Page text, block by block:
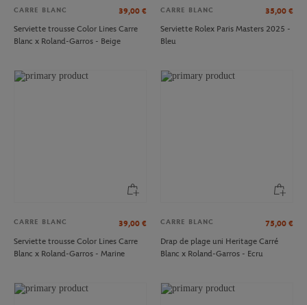
CARRE BLANC 39,00 €
Serviette trousse Color Lines Carre
Blanc x Roland-Garros - Beige
CARRE BLANC 35,00 €
Serviette Rolex Paris Masters 2025 -
Bleu
CARRE BLANC 39,00 €
Serviette trousse Color Lines Carre
Blanc x Roland-Garros - Marine
CARRE BLANC 75,00 €
Drap de plage uni Heritage Carré
Blanc x Roland-Garros - Ecru